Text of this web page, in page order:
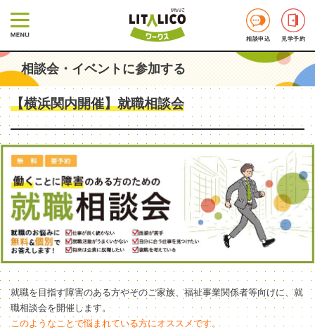
相談申込 見学予約
相談会・イベントに参加する
【横浜関内開催】就職相談会
就職を目指す障害のある方やそのご家族、福祉事業関係者等向けに、就
職相談会を開催します。
このようなことで悩まれている方にオススメです。